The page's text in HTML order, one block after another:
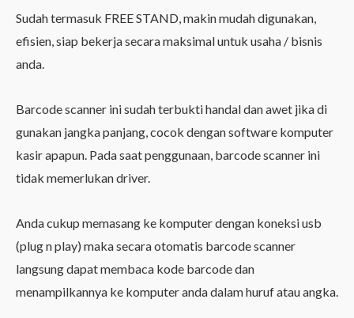
Sudah termasuk FREE STAND, makin mudah digunakan,
efisien, siap bekerja secara maksimal untuk usaha / bisnis
anda.
Barcode scanner ini sudah terbukti handal dan awet jika di
gunakan jangka panjang, cocok dengan software komputer
kasir apapun. Pada saat penggunaan, barcode scanner ini
tidak memerlukan driver.
Anda cukup memasang ke komputer dengan koneksi usb
(plug n play) maka secara otomatis barcode scanner
langsung dapat membaca kode barcode dan
menampilkannya ke komputer anda dalam huruf atau angka.